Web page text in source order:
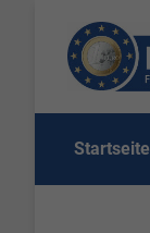
Startseite